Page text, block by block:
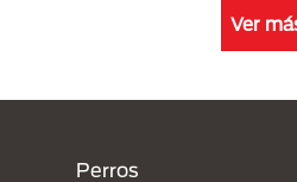
Ver
Perros